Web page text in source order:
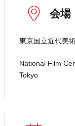
会場
東京国立近代美
National Film
Tokyo